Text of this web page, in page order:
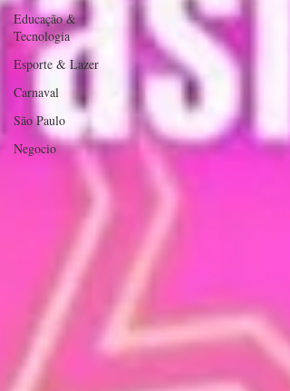
Educação &
Tecnologia
Esporte & Lazer
Carnaval
São Paulo
Negocio